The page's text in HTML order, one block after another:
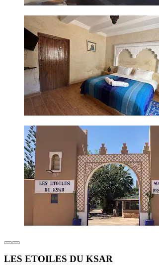
LES ETOILES DU KSAR